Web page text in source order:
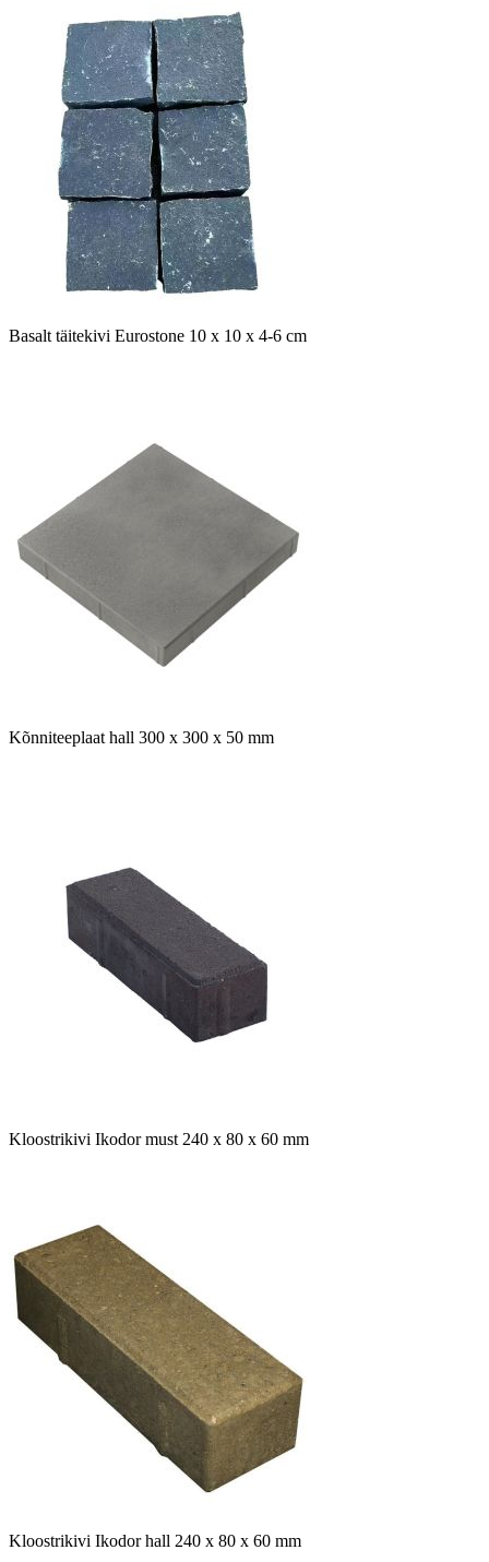
Basalt täitekivi Eurostone 10 x 10 x 4-6 cm
Kõnniteeplaat hall 300 x 300 x 50 mm
Kloostrikivi Ikodor must 240 x 80 x 60 mm
Kloostrikivi Ikodor hall 240 x 80 x 60 mm